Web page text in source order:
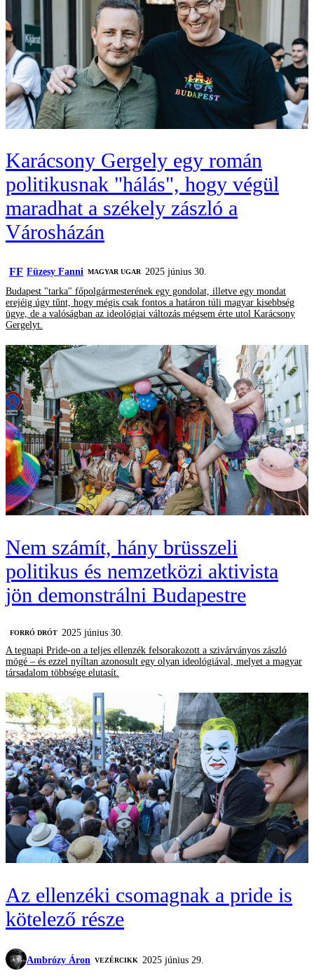
Karácsony Gergely egy román
politikusnak "hálás", hogy végül
maradhat a székely zászló a
Városházán
FF Füzesy Fanni MAGYAR UGAR 2025 június 30.
Budapest "tarka" főpolgármesterének egy gondolat, illetve egy mondat
erejéig úgy tűnt, hogy mégis csak fontos a határon túli magyar kisebbség
ügye, de a valóságban az ideológiai változás mégsem érte utol Karácsony
Gergelyt.
Nem számít, hány brüsszeli
politikus és nemzetközi aktivista
jön demonstrálni Budapestre
FORRÓ DRÓT 2025 június 30.
A tegnapi Pride-on a teljes ellenzék felsorakozott a szivárványos zászló
mögé – és ezzel nyíltan azonosult egy olyan ideológiával, melyet a magyar
társadalom többsége elutasít.
Az ellenzéki csomagnak a pride is
kötelező része
Ambrózy Áron VEZÉRCIKK 2025 június 29.